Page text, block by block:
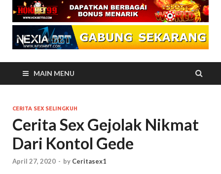
MAIN MENU
CERITA SEX SELINGKUH
Cerita Sex Gejolak Nikmat
Dari Kontol Gede
April 27, 2020 - by Ceritasex1